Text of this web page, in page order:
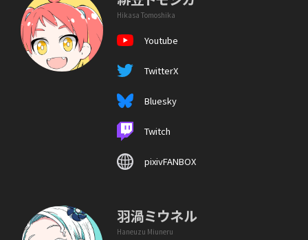
Hikasa Tomoshika
Youtube
TwitterX
Bluesky
Twitch
pixivFANBOX
羽渦ミウネル
Haneuzu Miuneru